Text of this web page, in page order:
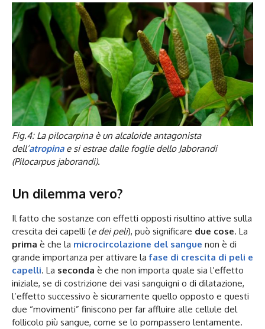
Fig.4: La pilocarpina è un alcaloide antagonista
dell’atropina e si estrae dalle foglie dello Jaborandi
(Pilocarpus jaborandi).
Un dilemma vero?
Il fatto che sostanze con effetti opposti risultino attive sulla
crescita dei capelli (e dei peli), può significare due cose. La
prima è che la microcircolazione del sangue non è di
grande importanza per attivare lafase di crescita di peli e
capelli. La seconda è che non importa quale sia l’effetto
iniziale, se di costrizione dei vasi sanguigni o di dilatazione,
l’effetto successivo è sicuramente quello opposto e questi
due “movimenti” finiscono per far affluire alle cellule del
follicolo più sangue, come se lo pompassero lentamente.